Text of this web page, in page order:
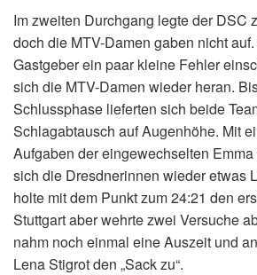
Im zweiten Durchgang legte der DSC
doch die MTV-Damen gaben nicht
Gastgeber ein paar kleine Fehler
sich die MTV-Damen wieder heran.
Schlussphase lieferten sich beide
Schlagabtausch auf Augenhöhe. Mit
Aufgaben der eingewechselten
sich die Dresdnerinnen wieder etwas
holte mit dem Punkt zum 24:21 den
Stuttgart aber wehrte zwei Versuche
nahm noch einmal eine Auszeit und
Lena Stigrot den „Sack zu“.